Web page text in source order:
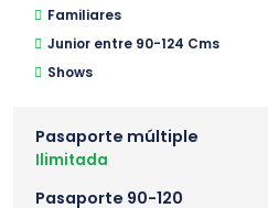
Familiares
Junior entre 90-124 Cms
Shows
Pasaporte múltiple
Ilimitada
Pasaporte 90-120